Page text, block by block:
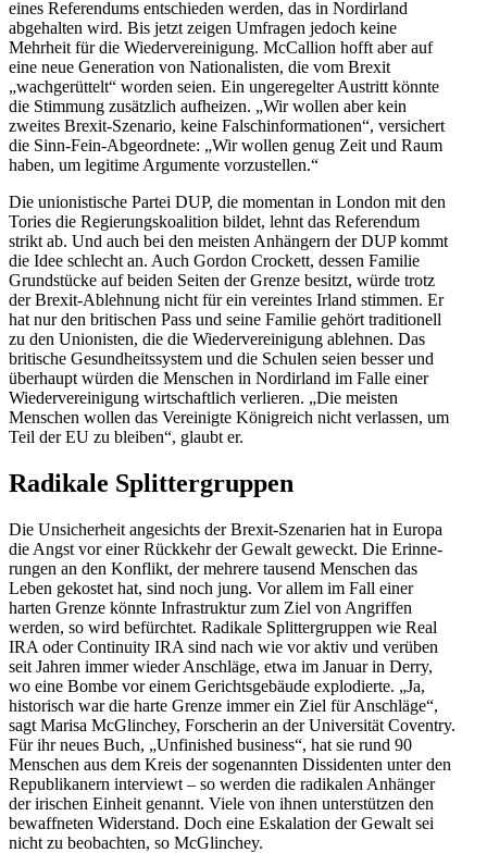
eines Referendums entschieden werden, das in Nordirland
abgehalten wird. Bis jetzt zeigen Umfragen jedoch keine
Mehrheit für die Wieder­ver­ei­nigung. McCallion hofft aber auf
eine neue Generation von Natio­na­listen, die vom Brexit
„wachge­rüttelt“ worden seien. Ein ungere­gelter Austritt könnte
die Stimmung zusätzlich aufheizen. „Wir wollen aber kein
zweites Brexit-Szenario, keine Falsch­in­for­ma­tionen“, versi­chert
die Sinn-Fein-Abgeordnete: „Wir wollen genug Zeit und Raum
haben, um legitime Argumente vorzustellen.“
Die unionis­tische Partei DUP, die momentan in London mit den
Tories die Regie­rungs­ko­alition bildet, lehnt das Referendum
strikt ab. Und auch bei den meisten Anhängern der DUP kommt
die Idee schlecht an. Auch Gordon Crockett, dessen Familie
Grund­stücke auf beiden Seiten der Grenze besitzt, würde trotz
der Brexit-Ablehnung nicht für ein vereintes Irland stimmen. Er
hat nur den briti­schen Pass und seine Familie gehört tradi­tionell
zu den Unionisten, die die Wieder­ver­ei­nigung ablehnen. Das
britische Gesund­heits­system und die Schulen seien besser und
überhaupt würden die Menschen in Nordirland im Falle einer
Wieder­ver­ei­nigung wirtschaftlich verlieren. „Die meisten
Menschen wollen das Verei­nigte König­reich nicht verlassen, um
Teil der EU zu bleiben“, glaubt er.
Radikale Split­ter­gruppen
Die Unsicherheit angesichts der Brexit-Szenarien hat in Europa
die Angst vor einer Rückkehr der Gewalt geweckt. Die Erinne­
rungen an den Konflikt, der mehrere tausend Menschen das
Leben gekostet hat, sind noch jung. Vor allem im Fall einer
harten Grenze könnte Infra­struktur zum Ziel von Angriffen
werden, so wird befürchtet. Radikale Split­ter­gruppen wie Real
IRA oder Conti­nuity IRA sind nach wie vor aktiv und verüben
seit Jahren immer wieder Anschläge, etwa im Januar in Derry,
wo eine Bombe vor einem Gerichts­ge­bäude explo­dierte. „Ja,
histo­risch war die harte Grenze immer ein Ziel für Anschläge“,
sagt Marisa McGlinchey, Forscherin an der Univer­sität Coventry.
Für ihr neues Buch, „Unfinished business“, hat sie rund 90
Menschen aus dem Kreis der sogenannten Dissi­denten unter den
Republi­kanern inter­viewt – so werden die radikalen Anhänger
der irischen Einheit genannt. Viele von ihnen unter­stützen den
bewaff­neten Wider­stand. Doch eine Eskalation der Gewalt sei
nicht zu beobachten, so McGlinchey.